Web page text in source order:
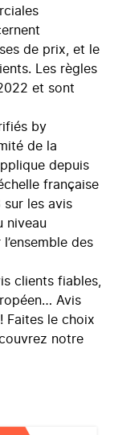
de prix, et le
Les règles
et sont
by
de la
depuis
française
les avis
niveau
des
clients fiables,
Avis
Faites le choix
notre